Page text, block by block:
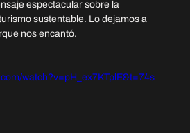
espectacular sobre la
sustentable. Lo dejamos a
nos encantó.
watch?v=pH_ex7KTplE&t=74s